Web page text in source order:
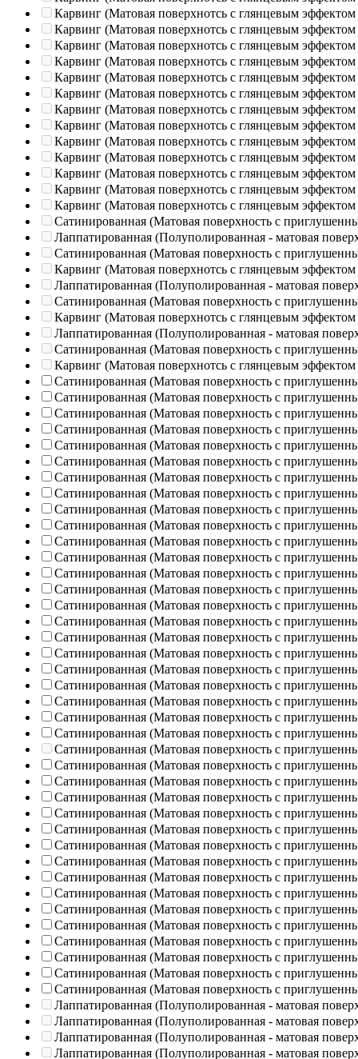
Карвинг (Матовая поверхнотсь с глянцевым эффектом
Карвинг (Матовая поверхнотсь с глянцевым эффектом
Карвинг (Матовая поверхнотсь с глянцевым эффектом
Карвинг (Матовая поверхнотсь с глянцевым эффектом
Карвинг (Матовая поверхнотсь с глянцевым эффектом
Карвинг (Матовая поверхнотсь с глянцевым эффектом
Карвинг (Матовая поверхнотсь с глянцевым эффектом
Карвинг (Матовая поверхнотсь с глянцевым эффектом
Карвинг (Матовая поверхнотсь с глянцевым эффектом
Карвинг (Матовая поверхнотсь с глянцевым эффектом
Карвинг (Матовая поверхнотсь с глянцевым эффектом
Карвинг (Матовая поверхнотсь с глянцевым эффектом
Карвинг (Матовая поверхнотсь с глянцевым эффектом
Сатинированная (Матовая поверхность с
Лаппатированная (Полуполированная - матовая
Сатинированная (Матовая поверхность с
Карвинг (Матовая поверхнотсь с глянцевым эффектом
Лаппатированная (Полуполированная - матовая
Сатинированная (Матовая поверхность с
Карвинг (Матовая поверхнотсь с глянцевым эффектом
Лаппатированная (Полуполированная - матовая
Сатинированная (Матовая поверхность с
Карвинг (Матовая поверхнотсь с глянцевым эффектом
Сатинированная (Матовая поверхность с
Сатинированная (Матовая поверхность с
Сатинированная (Матовая поверхность с
Сатинированная (Матовая поверхность с
Сатинированная (Матовая поверхность с
Сатинированная (Матовая поверхность с
Сатинированная (Матовая поверхность с
Сатинированная (Матовая поверхность с
Сатинированная (Матовая поверхность с
Сатинированная (Матовая поверхность с
Сатинированная (Матовая поверхность с
Сатинированная (Матовая поверхность с
Сатинированная (Матовая поверхность с
Сатинированная (Матовая поверхность с
Сатинированная (Матовая поверхность с
Сатинированная (Матовая поверхность с
Сатинированная (Матовая поверхность с
Сатинированная (Матовая поверхность с
Сатинированная (Матовая поверхность с
Сатинированная (Матовая поверхность с
Сатинированная (Матовая поверхность с
Сатинированная (Матовая поверхность с
Сатинированная (Матовая поверхность с
Сатинированная (Матовая поверхность с
Сатинированная (Матовая поверхность с
Сатинированная (Матовая поверхность с
Сатинированная (Матовая поверхность с
Сатинированная (Матовая поверхность с
Сатинированная (Матовая поверхность с
Сатинированная (Матовая поверхность с
Сатинированная (Матовая поверхность с
Сатинированная (Матовая поверхность с
Сатинированная (Матовая поверхность с
Сатинированная (Матовая поверхность с
Сатинированная (Матовая поверхность с
Сатинированная (Матовая поверхность с
Сатинированная (Матовая поверхность с
Сатинированная (Матовая поверхность с
Сатинированная (Матовая поверхность с
Лаппатированная (Полуполированная - матовая
Лаппатированная (Полуполированная - матовая
Лаппатированная (Полуполированная - матовая
Лаппатированная (Полуполированная - матовая